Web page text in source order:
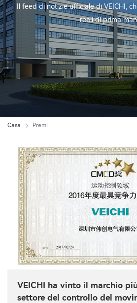
Il feed di notizie ufficiale di VEICHI,
reali di prima
Casa Premi
VEICHI ha vinto il marchio
settore del controllo del